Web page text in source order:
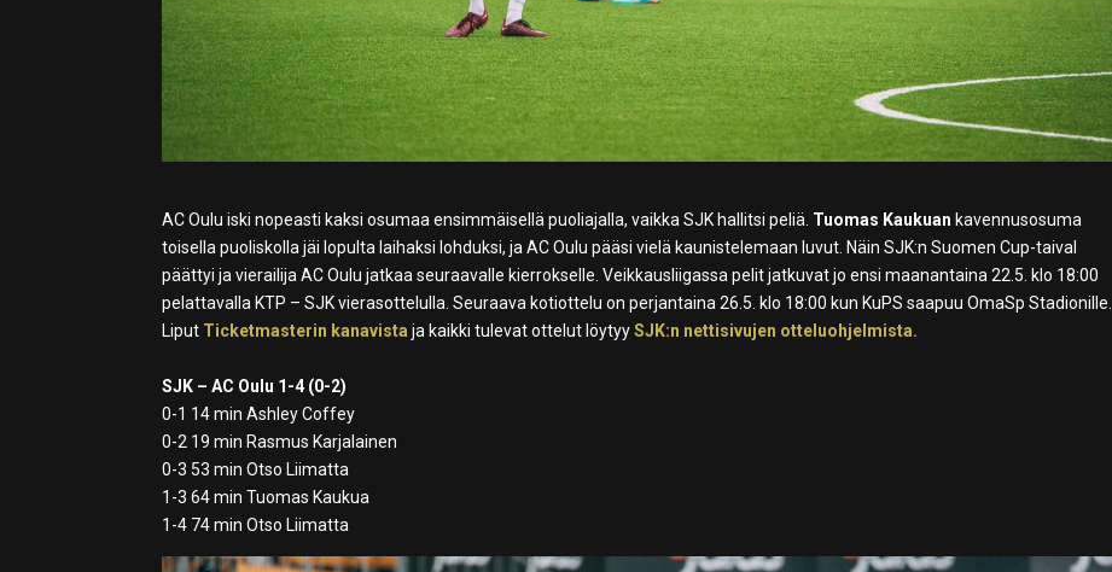
AC Oulu iski nopeasti kaksi osumaa ensimmäisellä puoliajalla, vaikka SJK hallitsi peliä. Tuomas Kaukuan kavennusosuma
toisella puoliskolla jäi lopulta laihaksi lohduksi, ja AC Oulu pääsi vielä kaunistelemaan luvut. Näin SJK:n Suomen Cup-taival
päättyi ja vierailija AC Oulu jatkaa seuraavalle kierrokselle. Veikkausliigassa pelit jatkuvat jo ensi maanantaina 22.5. klo 18:00
pelattavalla KTP – SJK vierasottelulla. Seuraava kotiottelu on perjantaina 26.5. klo 18:00 kun KuPS saapuu OmaSp Stadionille.
Liput Ticketmasterin kanavista ja kaikki tulevat ottelut löytyySJK:n nettisivujen otteluohjelmista.
SJK – AC Oulu 1-4 (0-2)
0-1 14 min Ashley Coffey
0-2 19 min Rasmus Karjalainen
0-3 53 min Otso Liimatta
1-3 64 min Tuomas Kaukua
1-4 74 min Otso Liimatta